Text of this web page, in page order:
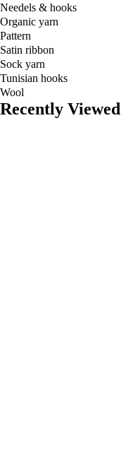
Needels & hooks
Organic yarn
Pattern
Satin ribbon
Sock yarn
Tunisian hooks
Wool
Recently Viewed